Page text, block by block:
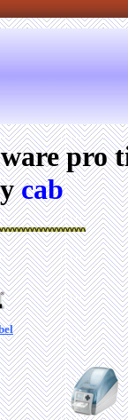
pro
cab